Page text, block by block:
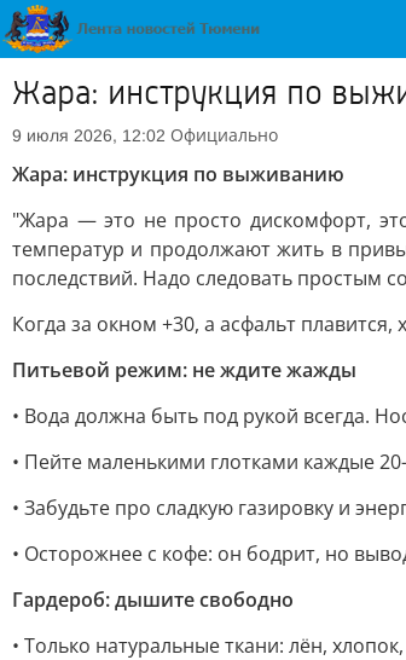
Жара: инструкция по
9 июля 2026, 12:02 Официально
Жара: инструкция по выживанию
"Жара — это не просто дискомфорт,
температур и продолжают жить в
последствий. Надо следовать простым
Когда за окном +30, а асфальт
Питьевой режим: не ждите жажды
• Вода должна быть под рукой всегда.
• Пейте маленькими глотками каждые
• Забудьте про сладкую газировку и
• Осторожнее с кофе: он бодрит, но
Гардероб: дышите свободно
• Только натуральные ткани: лён,